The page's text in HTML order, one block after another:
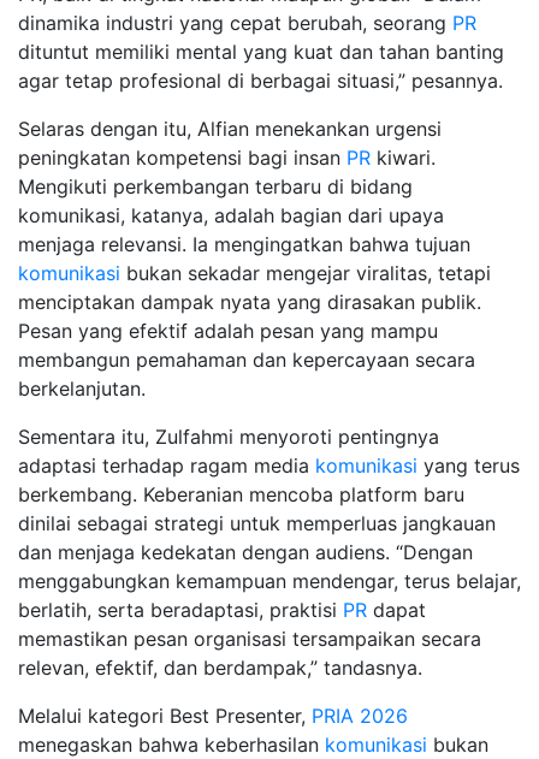
dinamika industri yang cepat berubah, seorang PR
dituntut memiliki mental yang kuat dan tahan banting
agar tetap profesional di berbagai situasi,” pesannya.
Selaras dengan itu, Alfian menekankan urgensi
peningkatan kompetensi bagi insan PR kiwari.
Mengikuti perkembangan terbaru di bidang
komunikasi, katanya, adalah bagian dari upaya
menjaga relevansi. Ia mengingatkan bahwa tujuan
komunikasi bukan sekadar mengejar viralitas, tetapi
menciptakan dampak nyata yang dirasakan publik.
Pesan yang efektif adalah pesan yang mampu
membangun pemahaman dan kepercayaan secara
berkelanjutan.
Sementara itu, Zulfahmi menyoroti pentingnya
adaptasi terhadap ragam media komunikasi yang terus
berkembang. Keberanian mencoba platform baru
dinilai sebagai strategi untuk memperluas jangkauan
dan menjaga kedekatan dengan audiens. “Dengan
menggabungkan kemampuan mendengar, terus belajar,
berlatih, serta beradaptasi, praktisi PR dapat
memastikan pesan organisasi tersampaikan secara
relevan, efektif, dan berdampak,” tandasnya.
Melalui kategori Best Presenter, PRIA 2026
menegaskan bahwa keberhasilan komunikasi bukan